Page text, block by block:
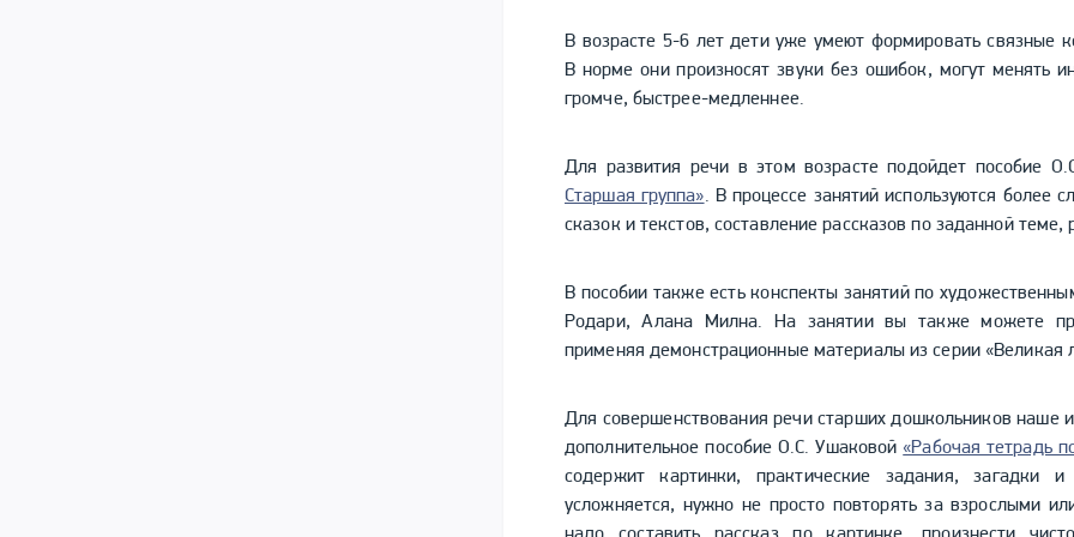
В возрасте 5-6 лет дети уже умеют формировать связные
В норме они произносят звуки без ошибок, могут менять
громче, быстрее-медленнее.
Для развития речи в этом возрасте подойдет пособие
Старшая группа». В процессе занятий используются более
сказок и текстов, составление рассказов по заданной
В пособии также есть конспекты занятий по
Родари, Алана Милна. На занятии вы также можете
применяя демонстрационные материалы из серии «Великая
Для совершенствования речи старших дошкольников наше
дополнительное пособие О.С. Ушаковой «Рабочая тетрадь
содержит картинки, практические задания, загадки
усложняется, нужно не просто повторять за взрослыми